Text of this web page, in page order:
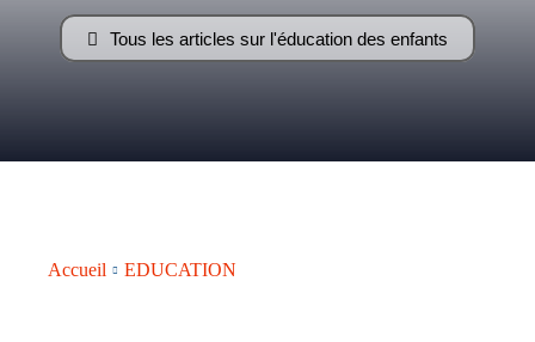
AFF
Tous les articles sur l'éducation des enfants
Accueil EDUCATION